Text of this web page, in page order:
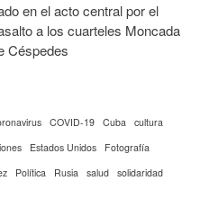
en el acto central por el
a los cuarteles Moncada
Céspedes
COVID-19 Cuba cultura
Estados Unidos
Fotografía
Política Rusia salud solidaridad